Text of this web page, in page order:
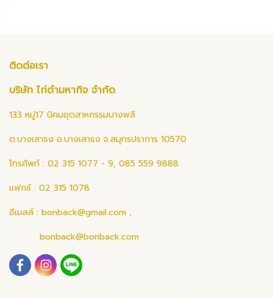
ติดต่อเรา
บริษัท ไก่ดำมหากิจ จำกัด
133 หมู่17 นิคมอุตสาหกรรมบางพลี
ต.บางเสาธง อ.บางเสาธง จ.สมุทรปราการ 10570
โทรศัพท์ : 02 315 1077 - 9, 085 559 9888
แฟกซ์ : 02 315 1078
อีเมลล์ : bonback@gmail.com ,
bonback@bonback.com